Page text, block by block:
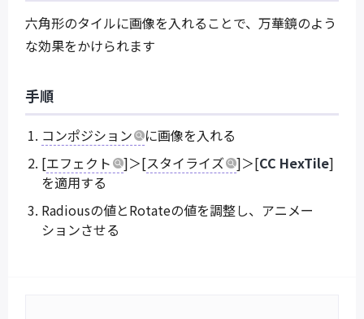
六角形のタイルに画像を入れることで、万華鏡のよう
な効果をかけられます
手順
コンポジション
に画像を入れる
[エフェクト ]＞[スタイライズ ]＞[CC HexTile]
を適用する
Radiousの値とRotateの値を調整し、アニメー
ションさせる